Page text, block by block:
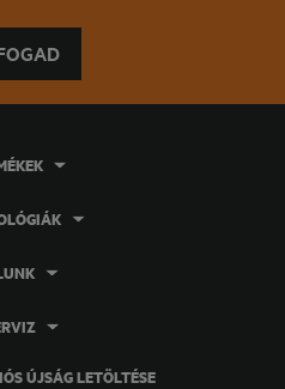
ÚJSÁG LETÖLTÉSE